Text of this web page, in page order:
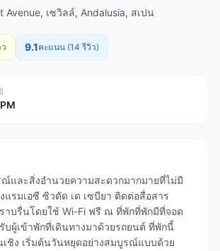
Avenue, เซวิลล์, Andalusia, สเปน
9.1คะแนน (14 รีวิว)
และสิ่งอำนวยความสะดวกมากมายที่ไม่มี
แรมเอซี ซิวดัด เด เซบียา ติดต่อสื่อสาร
าบรื่นโดยใช้ Wi-Fi ฟรี ณ ที่พักที่พักมีที่จอด
บผู้เข้าพักที่เดินทางมาด้วยรถยนต์ ที่พักนี้
ชิง เริ่มต้นวันหยุดอย่างสมบูรณ์แบบด้วย